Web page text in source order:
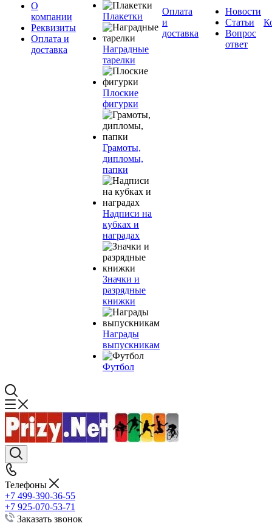
О
компании
Реквизиты
Оплата и
доставка
Плакетки
Наградные
тарелки
Плоские
фигурки
Грамоты,
дипломы,
папки
Надписи на
кубках и
наградах
Значки и
разрядные
книжки
Награды
выпускникам
Футбол
Оплата
и
доставка
Новости
Статьи
Вопрос
ответ
Телефоны
+7 499-390-36-55
+7 925-070-53-71
Заказать звонок